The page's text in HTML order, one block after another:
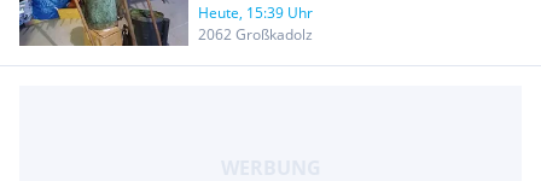
Heute, 15:39 Uhr
2062 Großkadolz